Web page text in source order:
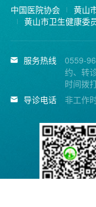
中国医院协会
黄山
黄山市卫生健康委
服务热线
0559-
约、转
时间拨
导诊电话
非工作